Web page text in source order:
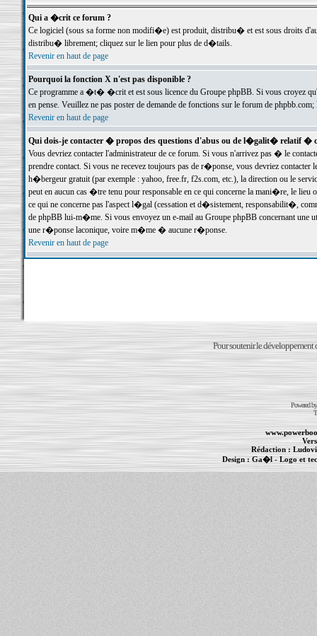
Qui a �crit ce forum ?
Ce logiciel (sous sa forme non modifi�e) est produit, distribu� et est sous droits
distribu� librement; cliquez sur le lien pour plus de d�tails.
Revenir en haut de page
Pourquoi la fonction X n'est pas disponible ?
Ce programme a �t� �crit et est sous licence du Groupe phpBB. Si vous croyez
en pense. Veuillez ne pas poster de demande de fonctions sur le forum de
Revenir en haut de page
Qui dois-je contacter � propos des questions d'abus ou de l�galit� relatif �
Vous devriez contacter l'administrateur de ce forum. Si vous n'arrivez pas � le
prendre contact. Si vous ne recevez toujours pas de r�ponse, vous devriez
h�bergeur gratuit (par exemple : yahoo, free.fr, f2s.com, etc.), la direction ou le
peut en aucun cas �tre tenu pour responsable en ce qui concerne la mani�re, le
ce qui ne concerne pas l'aspect l�gal (cessation et d�sistement, responsabilit�,
de phpBB lui-m�me. Si vous envoyez un e-mail au Groupe phpBB concernant une
une r�ponse laconique, voire m�me � aucune r�ponse.
Revenir en haut de page
Pour soutenir le développement
Powered
Rédaction :
Design :Ga�l- Logo et
Informations :